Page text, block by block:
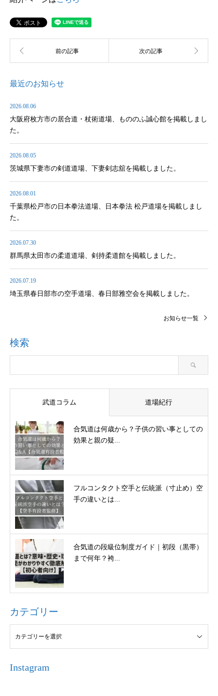
最近のお知らせ
2026.08.06
大阪府枚方市の居合道・杖術道場、もののふ誠心館を掲載しまし
た。
2026.08.05
茨城県下妻市の剣道道場、下妻剣志舘を掲載しました。
2026.08.01
千葉県松戸市の日本拳法道場、日本拳法 松戸道場を掲載しまし
た。
2026.07.30
群馬県太田市の柔道道場、剣持柔道館を掲載しました。
2026.07.19
埼玉県春日部市の空手道場、春日部雅空会を掲載しました。
お知らせ一覧
検索
武道コラム 道場紀行
合気道は何歳から？子供の習い事としての
効果と親の疑...
フルコンタクト空手と伝統派（寸止め）空
手の違いとは...
合気道の段級位制度ガイド｜初段（黒帯）
まで何年？袴...
カテゴリー
Instagram